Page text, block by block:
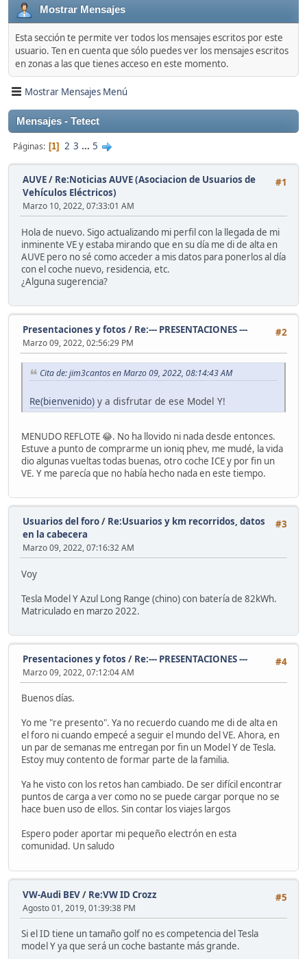
Mostrar Mensajes
Esta sección te permite ver todos los mensajes escritos por este
usuario. Ten en cuenta que sólo puedes ver los mensajes escritos
en zonas a las que tienes acceso en este momento.
Mostrar Mensajes Menú
Mensajes - Tetect
Páginas 1 2 3 ... 5
#1
AUVE/ Re:Noticias AUVE (Asociacion de Usuarios de
Vehículos Eléctricos)
Marzo 10, 2022, 07:33:01 AM
Hola de nuevo. Sigo actualizando mi perfil con la llegada de mi
inminente VE y estaba mirando que en su día me di de alta en
AUVE pero no sé como acceder a mis datos para ponerlos al día
con el coche nuevo, residencia, etc.
¿Alguna sugerencia?
#2
Presentaciones y fotos / Re:--- PRESENTACIONES ---
Marzo 09, 2022, 02:56:29 PM
Cita de: jim3cantos en Marzo 09, 2022, 08:14:43 AM
Re(bienvenido) y a disfrutar de ese Model Y!
MENUDO REFLOTE 😂. No ha llovido ni nada desde entonces.
Estuve a punto de comprarme un ioniq phev, me mudé, la vida
dio algunas vueltas todas buenas, otro coche ICE y por fin un
VE. Y me parecía que no había hecho nada en este tiempo.
#3
Usuarios del foro/ Re:Usuarios y km recorridos, datos
en la cabecera
Marzo 09, 2022, 07:16:32 AM
Voy
Tesla Model Y Azul Long Range (chino) con batería de 82kWh.
Matriculado en marzo 2022.
#4
Presentaciones y fotos / Re:--- PRESENTACIONES ---
Marzo 09, 2022, 07:12:04 AM
Buenos días.
Yo me "re presento". Ya no recuerdo cuando me di de alta en
el foro ni cuando empecé a seguir el mundo del VE. Ahora, en
un par de semanas me entregan por fin un Model Y de Tesla.
Estoy muy contento de formar parte de la familia.
Ya he visto con los retos han cambiado. De ser difícil encontrar
puntos de carga a ver como no se puede cargar porque no se
hace buen uso de ellos. Sin contar los viajes largos
Espero poder aportar mi pequeño electrón en esta
comunidad. Un saludo
#5
VW-Audi BEV/ Re:VW ID Crozz
Agosto 01, 2019, 01:39:38 PM
Si el ID tiene un tamaño golf no es competencia del Tesla
model Y ya que será un coche bastante más grande.